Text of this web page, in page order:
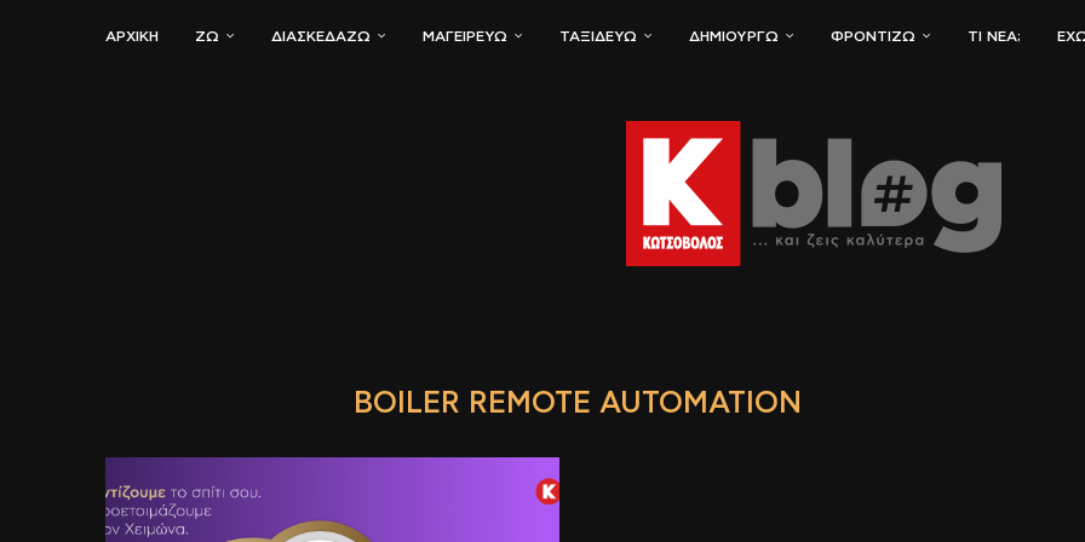
ΑΡΧΙΚΗ ΖΏ ΔΙΑΣΚΕΔΆΖΩ ΜΑΓΕΙΡΕΎΩ ΤΑΞΙΔΕΎΩ ΔΗΜΙΟΥΡΓΏ ΦΡΟΝΤΊΖΩ ΤΙ ΝΈΑ;
BOILER REMOTE AUTOMATION